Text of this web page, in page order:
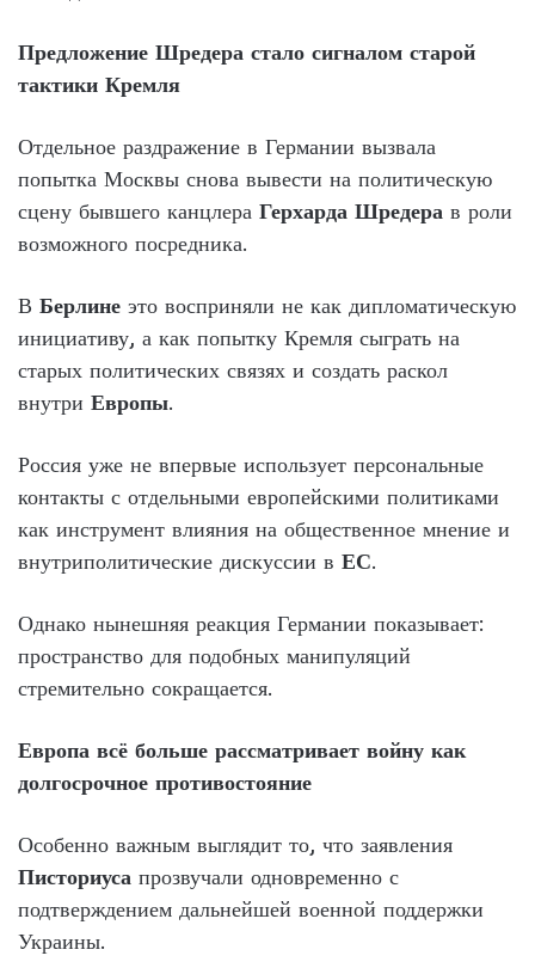
Предложение Шредера стало сигналом старой
тактики Кремля
Отдельное раздражение в Германии вызвала
попытка Москвы снова вывести на политическую
сцену бывшего канцлера Герхарда Шредера в роли
возможного посредника.
В Берлине это восприняли не как дипломатическую
инициативу, а как попытку Кремля сыграть на
старых политических связях и создать раскол
внутри Европы.
Россия уже не впервые использует персональные
контакты с отдельными европейскими политиками
как инструмент влияния на общественное мнение и
внутриполитические дискуссии в ЕС.
Однако нынешняя реакция Германии показывает:
пространство для подобных манипуляций
стремительно сокращается.
Европа всё больше рассматривает войну как
долгосрочное противостояние
Особенно важным выглядит то, что заявления
Писториуса прозвучали одновременно с
подтверждением дальнейшей военной поддержки
Украины.